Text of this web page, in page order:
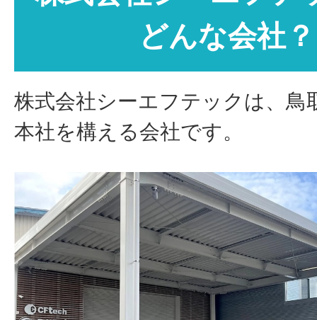
どんな会社？
株式会社シーエフテックは、鳥
本社を構える会社です。